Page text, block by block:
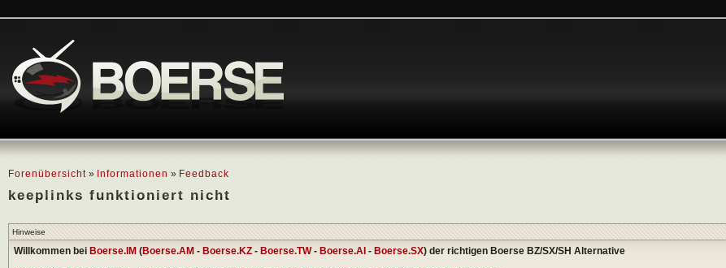
Forenübersicht » Informationen » Feedback
keeplinks funktioniert nicht
Hinweise
Willkommen bei Boerse.IM (Boerse.AM - Boerse.KZ - Boerse.TW- Boerse.AI - Boerse.SX) der richtigen Boerse BZ/SX/SH Alternative